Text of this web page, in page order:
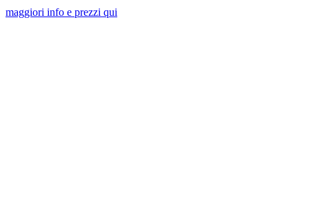
maggiori info e prezzi qui